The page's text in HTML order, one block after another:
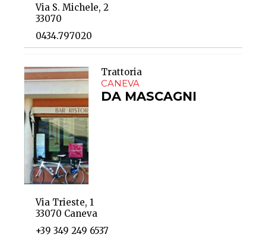
Via S. Michele, 2
33070
0434.797020
Trattoria
CANEVA
DA MASCAGNI
Via Trieste, 1
33070 Caneva
+39 349 249 6537